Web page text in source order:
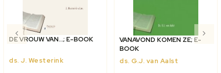
DE VROUW VAN...; E-BOOK
ds. J. Westerink
VANAVOND KOMEN ZE; E-
BOOK
ds. G.J. van Aalst